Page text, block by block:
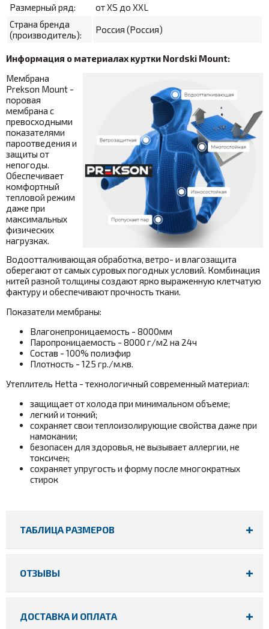
Размерный ряд:
от XS до XXL
Страна бренда
(производитель):
Россия (Россия)
Информация о материалах куртки Nordski Mount:
Мембрана
Prekson Mount -
поровая
мембрана с
превосходными
показателями
пароотведения и
защиты от
непогоды.
Обеспечивает
комфортный
тепловой режим
даже при
максимальных
физических
нагрузках.
Водоотталкивающая обработка, ветро- и влагозащита
оберегают от самых суровых погодных условий. Комбинация
нитей разной толщины создают ярко выраженную клетчатую
фактуру и обеспечивают прочность ткани.
Показатели мембраны:
Влагонепроницаемость - 8000мм
Паропроницаемость - 8000 г/м2 на 24ч
Состав - 100% полиэфир
Плотность - 125 гр./м.кв.
Утеплитель Hetta - технологичный современный материал:
защищает от холода при минимальном объеме;
легкий и тонкий;
сохраняет свои теплоизолирующие свойства даже при
намокании;
безопасен для здоровья, не вызывает аллергии, не
токсичен;
сохраняет упругость и форму после многократных
стирок
ТАБЛИЦА РАЗМЕРОВ
ОТЗЫВЫ
ДОСТАВКА И ОПЛАТА